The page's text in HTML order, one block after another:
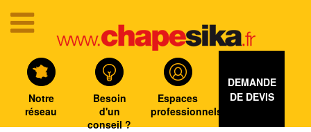
Notre
réseau
Besoin
d'un
conseil ?
Espaces
professionnels
DEMANDE
DE DEVIS